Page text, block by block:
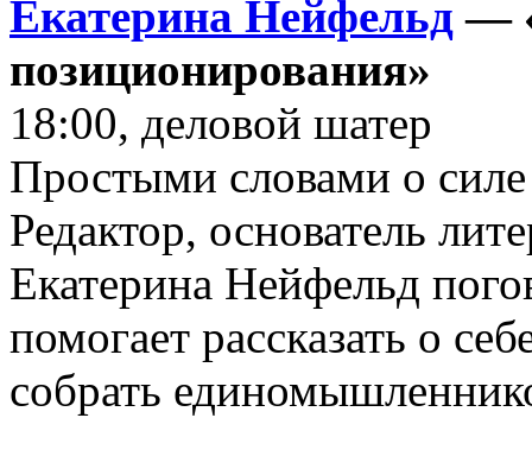
Екатерина Нейфельд —
позиционирования»
18:00, деловой шатер
Простыми словами о
Редактор, основатель
Екатерина Нейфельд
помогает рассказать о
собрать